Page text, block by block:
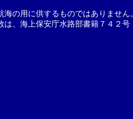
海の用に供するものではありませ
は、海上保安庁水路部書籍７４２